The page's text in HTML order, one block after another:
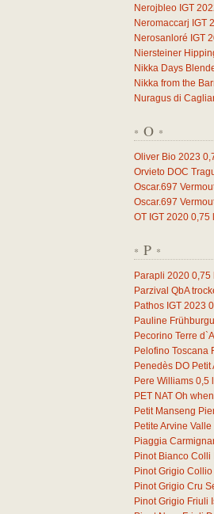
Nerojbleo IGT
Neromaccarj IGT
Nerosanloré IGT
Niersteiner
Nikka Days
Nikka from the
Nuragus di
* O *
Oliver Bio 2023
Orvieto DOC
Oscar.697
Oscar.697
OT IGT 2020 0,75
* P *
Parapli 2020 0,75
Parzival QbA
Pathos IGT 2023
Pauline
Pecorino Terre
Pelofino Toscana
Penedès DO
Pere Williams 0,5
PET NAT Oh
Petit Manseng
Petite Arvine
Piaggia
Pinot Bianco
Pinot Grigio
Pinot Grigio Cru
Pinot Grigio Friuli